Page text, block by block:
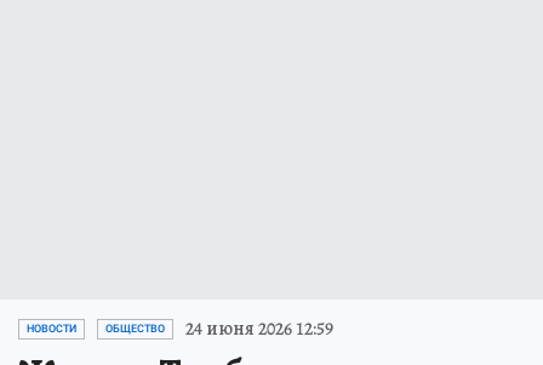
НОВОСТИ ОБЩЕСТВО 24 июня 2026 12:59